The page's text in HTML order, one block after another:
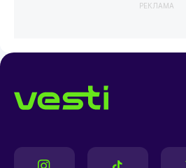
РЕКЛАМА